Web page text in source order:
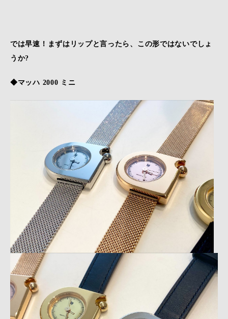
では早速！まずはリップと言ったら、この形ではないでしょ
うか?
◆マッハ 2000 ミニ